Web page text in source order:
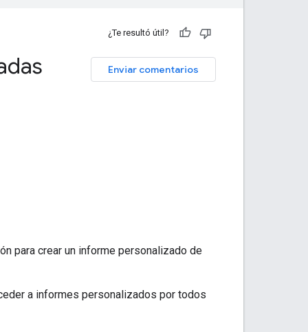
¿Te resultó útil?
Enviar comentarios
para crear un informe personalizado de
a informes personalizados por todos